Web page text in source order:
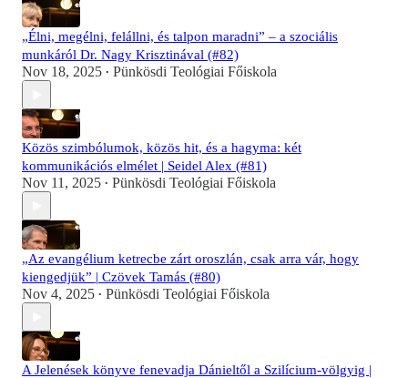
„Élni, megélni, felállni, és talpon maradni” – a szociális
munkáról Dr. Nagy Krisztinával (#82)
Nov 18, 2025 • Pünkösdi Teológiai Főiskola
Közös szimbólumok, közös hit, és a hagyma: két
kommunikációs elmélet | Seidel Alex (#81)
Nov 11, 2025 • Pünkösdi Teológiai Főiskola
„Az evangélium ketrecbe zárt oroszlán, csak arra vár, hogy
kiengedjük” | Czövek Tamás (#80)
Nov 4, 2025 • Pünkösdi Teológiai Főiskola
A Jelenések könyve fenevadja Dánieltől a Szilícium-völgyig |